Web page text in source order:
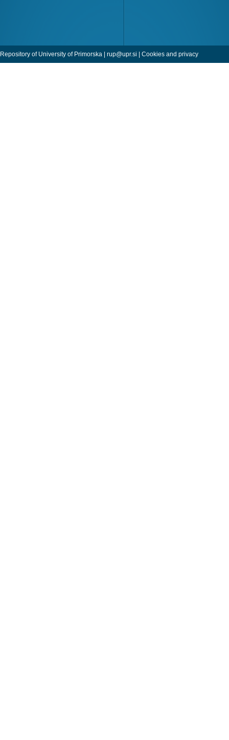
Repository of University of Primorska | rup@upr.si | Cookies and privacy